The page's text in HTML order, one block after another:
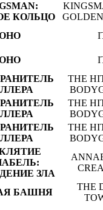
КОЛЬЦО
THE
THE
THE
ЗЛА
БАШНЯ
THE